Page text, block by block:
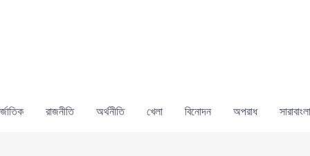
রাজনীতি অর্থনীতি খেলা বিনোদন অপরাধ সারাবাংলা